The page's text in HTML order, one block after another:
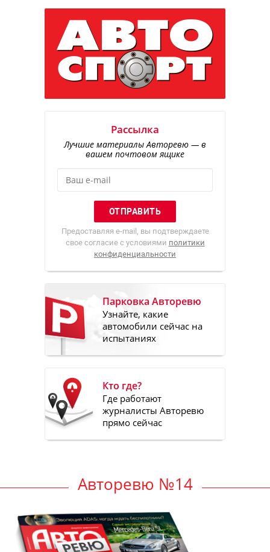
Рассылка
Лучшие материалы Авторевю — в
вашем почтовом ящике
Предоставляя e-mail, вы подтверждаете
свое согласие с условиями политики
конфиденциальности
Парковка Авторевю
Узнайте, какие
автомобили сейчас на
испытаниях
Кто где?
Где работают
журналисты Авторевю
прямо сейчас
Авторевю №14